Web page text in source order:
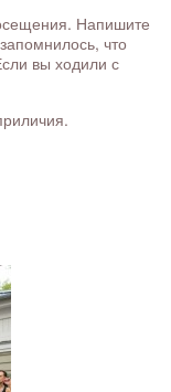
Напишите
что
вы ходили с